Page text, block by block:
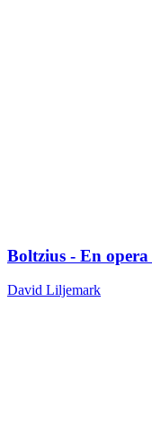
Boltzius - En
David Liljemark